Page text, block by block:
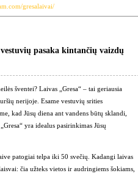
gresalaivai/
pasaka kintančių vaizdų
šventei? Laivas „Gresa“ – tai geriausia
nerijoje. Esame vestuvių srities
kad Jūsų diena ant vandens būtų sklandi,
yra idealus pasirinkimas Jūsų
patogiai telpa iki 50 svečių . Kadangi laivas
čia užteks vietos ir audringiems šokiams,